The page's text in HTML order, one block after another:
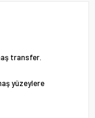
transfer.
yüzeylere